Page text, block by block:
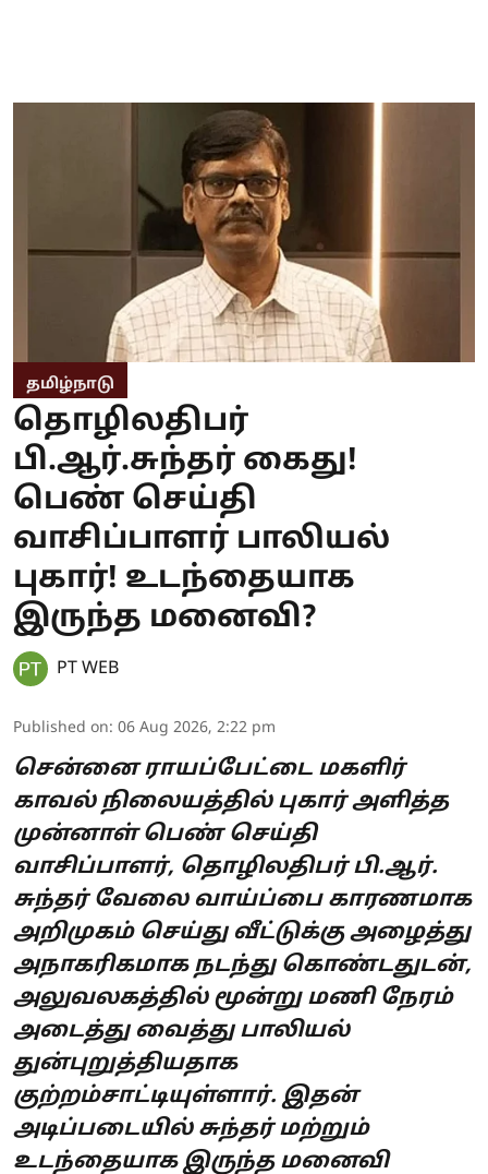
தமிழ்நாடு
தொழிலதிபர்
பி.ஆர்.சுந்தர் கைது!
பெண் செய்தி
வாசிப்பாளர் பாலியல்
புகார்! உடந்தையாக
இருந்த மனைவி?
PT WEB
Published on: 06 Aug 2026, 2:22 pm
சென்னை ராயப்பேட்டை மகளிர்
காவல் நிலையத்தில் புகார் அளித்த
முன்னாள் பெண் செய்தி
வாசிப்பாளர், தொழிலதிபர் பி.ஆர்.
சுந்தர் வேலை வாய்ப்பை காரணமாக
அறிமுகம் செய்து வீட்டுக்கு அழைத்து
அநாகரிகமாக நடந்து கொண்டதுடன்,
அலுவலகத்தில் மூன்று மணி நேரம்
அடைத்து வைத்து பாலியல்
துன்புறுத்தியதாக
குற்றம்சாட்டியுள்ளார். இதன்
அடிப்படையில் சுந்தர் மற்றும்
உடந்தையாக இருந்த மனைவி